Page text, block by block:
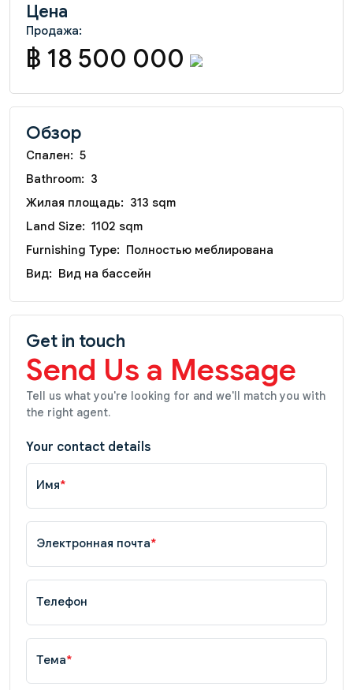
Цена
Продажа:
฿ 18 500 000
Обзор
Спален: 5
Bathroom: 3
Жилая площадь: 313 sqm
Land Size: 1102 sqm
Furnishing Type: Полностью меблирована
Вид: Вид на бассейн
Get in touch
Send Us a Message
Tell us what you're looking for and we'll match you with
the right agent.
Your contact details
Имя*
Электронная почта*
Телефон
Тема*